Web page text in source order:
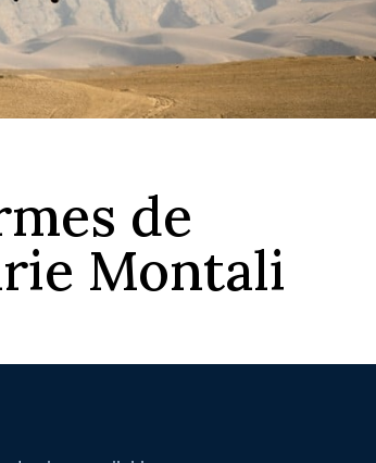
de
Montali